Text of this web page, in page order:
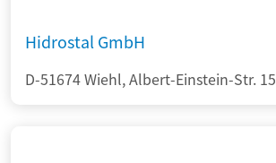
Hidrostal GmbH
D-51674 Wiehl, Albert-Einstein-Str. 15